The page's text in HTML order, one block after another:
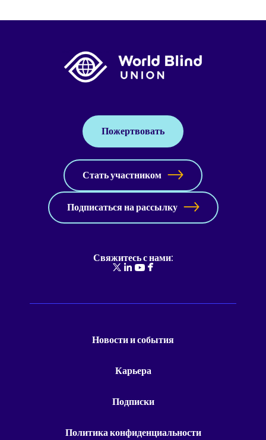
Пожертвовать
Стать участником
Подписаться на рассылку
Свяжитесь с нами:
Новости и события
Карьера
Подписки
Политика конфиденциальности